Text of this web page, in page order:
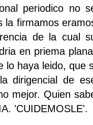
periodico no
la firmamos
de la cual
en priema
lo haya leido, que
dirigencial de
mejor. Quien
'CUIDEMOSLE'.